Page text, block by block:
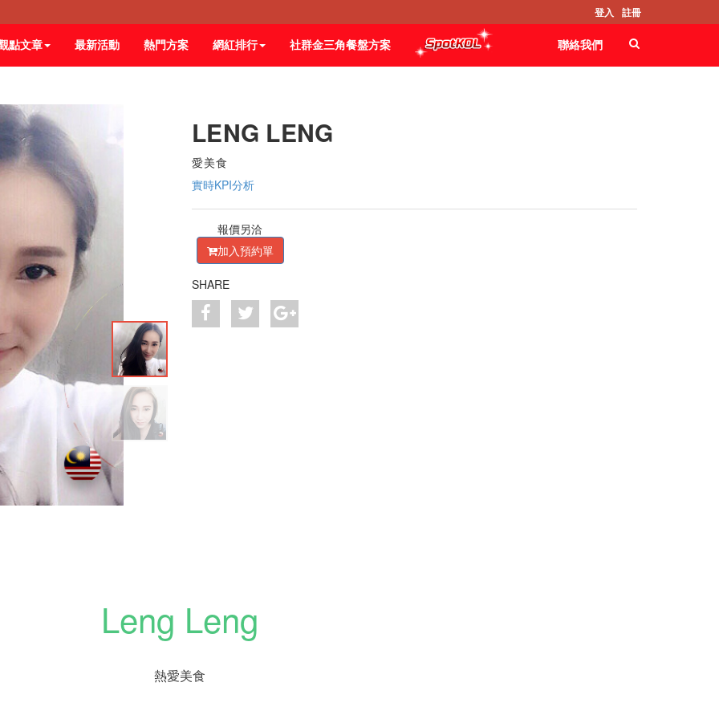
登入 註冊
點文章 最新活動 熱門方案 網紅排行 社群金三角餐盤方案 聯絡我們
LENG LENG
愛美食
實時KPI分析
報價另洽
加入預約單
SHARE
Leng Leng
熱愛美食